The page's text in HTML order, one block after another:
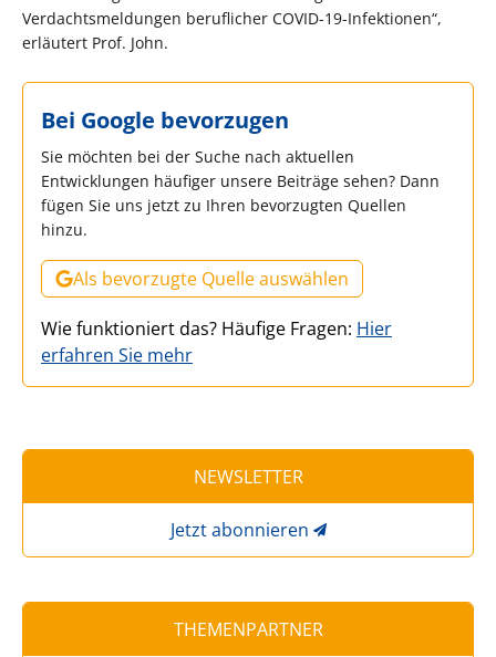
Verdachtsmeldungen beruflicher COVID-19-Infektionen“,
erläutert Prof. John.
Bei Google bevorzugen
Sie möchten bei der Suche nach aktuellen
Entwicklungen häufiger unsere Beiträge sehen? Dann
fügen Sie uns jetzt zu Ihren bevorzugten Quellen
hinzu.
Als bevorzugte Quelle auswählen
Wie funktioniert das? Häufige Fragen: Hier
erfahren Sie mehr
NEWSLETTER
Jetzt abonnieren
THEMENPARTNER